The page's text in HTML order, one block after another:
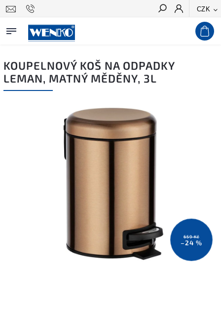
CZK
Hledat
KOUPELNOVÝ KOŠ NA ODPADKY
LEMAN, MATNÝ MĚDĚNY, 3L
659 Kč
–24 %